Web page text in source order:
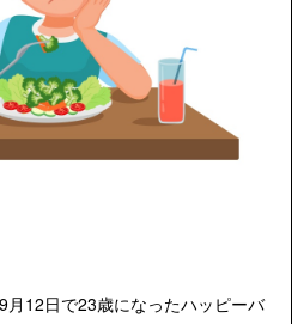
験お申し込み
月12日で23歳になったハッピーバ